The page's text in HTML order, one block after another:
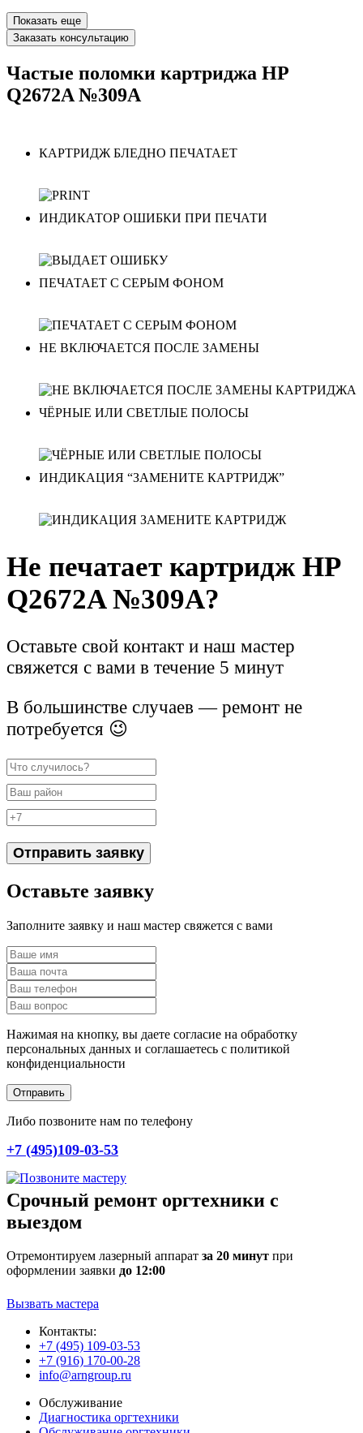
Показать еще
Заказать консультацию
Частые поломки картриджа HP
Q2672A №309A
КАРТРИДЖ БЛЕДНО ПЕЧАТАЕТ
ИНДИКАТОР ОШИБКИ ПРИ ПЕЧАТИ
ПЕЧАТАЕТ С СЕРЫМ ФОНОМ
НЕ ВКЛЮЧАЕТСЯ ПОСЛЕ ЗАМЕНЫ
ЧЁРНЫЕ ИЛИ СВЕТЛЫЕ ПОЛОСЫ
ИНДИКАЦИЯ “ЗАМЕНИТЕ КАРТРИДЖ”
Не печатает картридж HP
Q2672A №309A?
Оставьте свой контакт и наш мастер
свяжется с вами в течение 5 минут
В большинстве случаев — ремонт не
потребуется 😉
Отправить заявку
Оставьте заявку
Заполните заявку и наш мастер свяжется с вами
Нажимая на кнопку, вы даете согласие на обработку
персональных данных и соглашаетесь c политикой
конфиденциальности
Отправить
Либо позвоните нам по телефону
+7 (495)109-03-53
Срочный ремонт оргтехники с
выездом
Отремонтируем лазерный аппарат за 20 минут при
оформлении заявки до 12:00
Вызвать мастера
Контакты:
+7 (495) 109-03-53
+7 (916) 170-00-28
info@arngroup.ru
Обслуживание
Диагностика оргтехники